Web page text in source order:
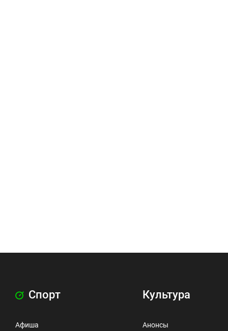
Спорт
Афиша
Культура
Анонсы